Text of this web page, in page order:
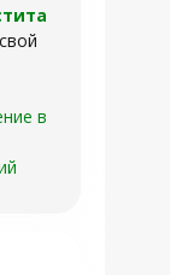
в